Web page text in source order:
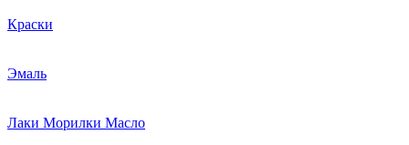
Краски
Эмаль
Лаки Морилки Масло